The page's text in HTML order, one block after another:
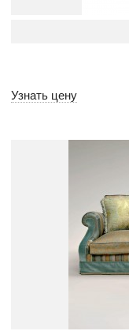
Узнать цену